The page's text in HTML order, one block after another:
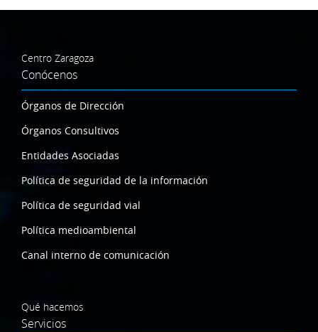
Centro Zaragoza
Conócenos
Órganos de Dirección
Órganos Consultivos
Entidades Asociadas
Política de seguridad de la información
Política de seguridad vial
Política medioambiental
Canal interno de comunicación
Qué hacemos
Servicios